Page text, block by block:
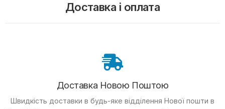
Доставка і оплата
Доставка Новою Поштою
Швидкість доставки в будь-яке відділення Нової пошти в